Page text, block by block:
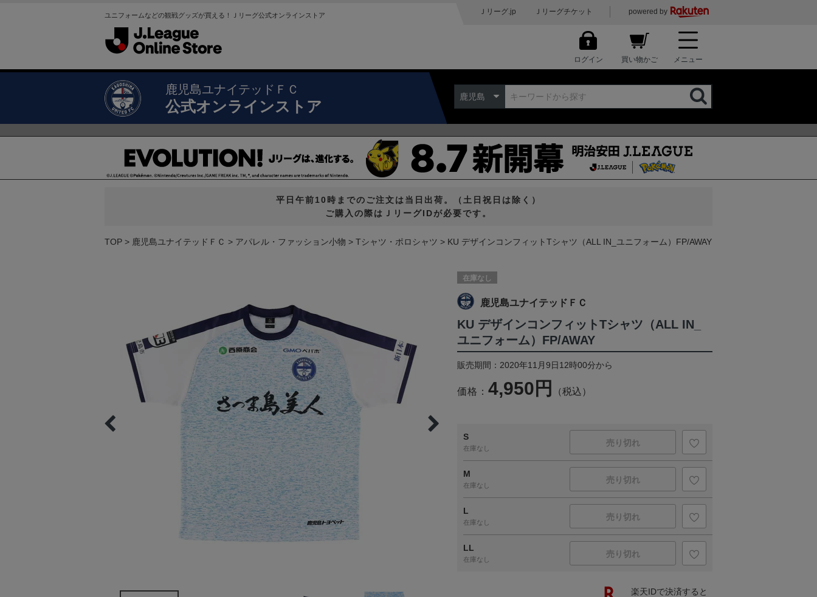
ユニフォームなどの観戦グッズが買える！Ｊリーグ公式オンラインストア Ｊリーグ.jp Ｊリーグチケット powered by
ログイン 買い物かご メニュー
鹿児島ユナイテッドＦＣ
公式オンラインストア
鹿児島
平日午前10時までのご注文は当日出荷。（土日祝日は除く）
ご購入の際はＪリーグIDが必要です。
TOP 鹿児島ユナイテッドＦＣ アパレル・ファッション小物 Tシャツ・ポロシャツ KU デザインコンフィットTシャツ（ALL IN_ユニフォーム）FP/AWAY
在庫なし
鹿児島ユナイテッドＦＣ
KU デザインコンフィットTシャツ（ALL IN_
ユニフォーム）FP/AWAY
販売期間：2020年11月9日12時00分から
価格： 4,950円 （税込）
S
在庫なし
売り切れ
M
在庫なし
売り切れ
L
在庫なし
売り切れ
LL
在庫なし
売り切れ
楽天IDで決済すると